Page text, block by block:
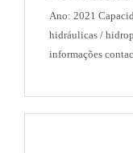
Ano: 2021
hidráulicas /
informações